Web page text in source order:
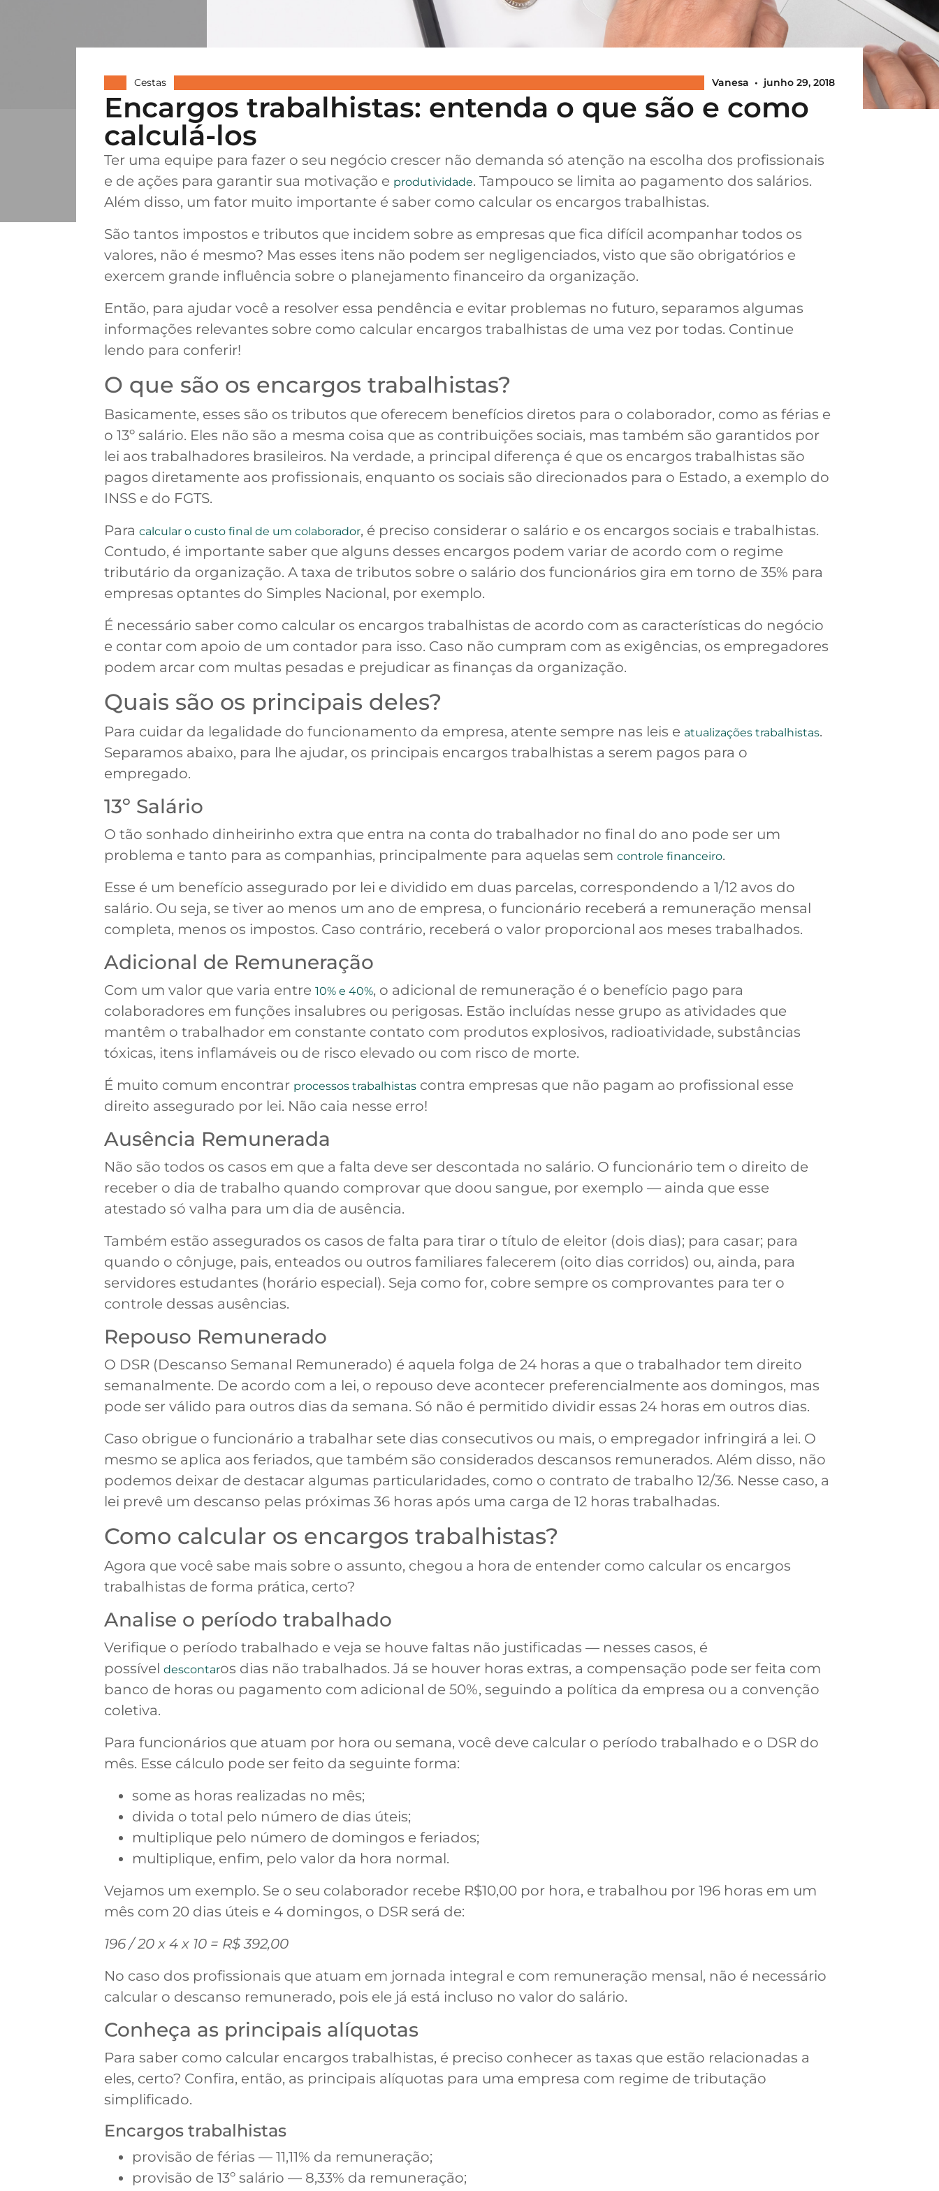
Cestas Vanesa • junho 29, 2018
Encargos trabalhistas: entenda o que são e como
calculá-los
Ter uma equipe para fazer o seu negócio crescer não demanda só atenção na escolha dos profissionais
e de ações para garantir sua motivação e produtividade. Tampouco se limita ao pagamento dos salários.
Além disso, um fator muito importante é saber como calcular os encargos trabalhistas.
São tantos impostos e tributos que incidem sobre as empresas que fica difícil acompanhar todos os
valores, não é mesmo? Mas esses itens não podem ser negligenciados, visto que são obrigatórios e
exercem grande influência sobre o planejamento financeiro da organização.
Então, para ajudar você a resolver essa pendência e evitar problemas no futuro, separamos algumas
informações relevantes sobre como calcular encargos trabalhistas de uma vez por todas. Continue
lendo para conferir!
O que são os encargos trabalhistas?
Basicamente, esses são os tributos que oferecem benefícios diretos para o colaborador, como as férias e
o 13º salário. Eles não são a mesma coisa que as contribuições sociais, mas também são garantidos por
lei aos trabalhadores brasileiros. Na verdade, a principal diferença é que os encargos trabalhistas são
pagos diretamente aos profissionais, enquanto os sociais são direcionados para o Estado, a exemplo do
INSS e do FGTS.
Paracalcular o custo final de um colaborador, é preciso considerar o salário e os encargos sociais e trabalhistas.
Contudo, é importante saber que alguns desses encargos podem variar de acordo com o regime
tributário da organização. A taxa de tributos sobre o salário dos funcionários gira em torno de 35% para
empresas optantes do Simples Nacional, por exemplo.
É necessário saber como calcular os encargos trabalhistas de acordo com as características do negócio
e contar com apoio de um contador para isso. Caso não cumpram com as exigências, os empregadores
podem arcar com multas pesadas e prejudicar as finanças da organização.
Quais são os principais deles?
Para cuidar da legalidade do funcionamento da empresa, atente sempre nas leis e atualizações trabalhistas.
Separamos abaixo, para lhe ajudar, os principais encargos trabalhistas a serem pagos para o
empregado.
13º Salário
O tão sonhado dinheirinho extra que entra na conta do trabalhador no final do ano pode ser um
problema e tanto para as companhias, principalmente para aquelas semcontrole financeiro.
Esse é um benefício assegurado por lei e dividido em duas parcelas, correspondendo a 1/12 avos do
salário. Ou seja, se tiver ao menos um ano de empresa, o funcionário receberá a remuneração mensal
completa, menos os impostos. Caso contrário, receberá o valor proporcional aos meses trabalhados.
Adicional de Remuneração
Com um valor que varia entre10% e 40%, o adicional de remuneração é o benefício pago para
colaboradores em funções insalubres ou perigosas. Estão incluídas nesse grupo as atividades que
mantêm o trabalhador em constante contato com produtos explosivos, radioatividade, substâncias
tóxicas, itens inflamáveis ou de risco elevado ou com risco de morte.
É muito comum encontrar processos trabalhistas contra empresas que não pagam ao profissional esse
direito assegurado por lei. Não caia nesse erro!
Ausência Remunerada
Não são todos os casos em que a falta deve ser descontada no salário. O funcionário tem o direito de
receber o dia de trabalho quando comprovar que doou sangue, por exemplo — ainda que esse
atestado só valha para um dia de ausência.
Também estão assegurados os casos de falta para tirar o título de eleitor (dois dias); para casar; para
quando o cônjuge, pais, enteados ou outros familiares falecerem (oito dias corridos) ou, ainda, para
servidores estudantes (horário especial). Seja como for, cobre sempre os comprovantes para ter o
controle dessas ausências.
Repouso Remunerado
O DSR (Descanso Semanal Remunerado) é aquela folga de 24 horas a que o trabalhador tem direito
semanalmente. De acordo com a lei, o repouso deve acontecer preferencialmente aos domingos, mas
pode ser válido para outros dias da semana. Só não é permitido dividir essas 24 horas em outros dias.
Caso obrigue o funcionário a trabalhar sete dias consecutivos ou mais, o empregador infringirá a lei. O
mesmo se aplica aos feriados, que também são considerados descansos remunerados. Além disso, não
podemos deixar de destacar algumas particularidades, como o contrato de trabalho 12/36. Nesse caso, a
lei prevê um descanso pelas próximas 36 horas após uma carga de 12 horas trabalhadas.
Como calcular os encargos trabalhistas?
Agora que você sabe mais sobre o assunto, chegou a hora de entender como calcular os encargos
trabalhistas de forma prática, certo?
Analise o período trabalhado
Verifique o período trabalhado e veja se houve faltas não justificadas — nesses casos, é
possíveldescontaros dias não trabalhados. Já se houver horas extras, a compensação pode ser feita com
banco de horas ou pagamento com adicional de 50%, seguindo a política da empresa ou a convenção
coletiva.
Para funcionários que atuam por hora ou semana, você deve calcular o período trabalhado e o DSR do
mês. Esse cálculo pode ser feito da seguinte forma:
some as horas realizadas no mês;
divida o total pelo número de dias úteis;
multiplique pelo número de domingos e feriados;
multiplique, enfim, pelo valor da hora normal.
Vejamos um exemplo. Se o seu colaborador recebe R$10,00 por hora, e trabalhou por 196 horas em um
mês com 20 dias úteis e 4 domingos, o DSR será de:
196 / 20 x 4 x 10 = R$ 392,00
No caso dos profissionais que atuam em jornada integral e com remuneração mensal, não é necessário
calcular o descanso remunerado, pois ele já está incluso no valor do salário.
Conheça as principais alíquotas
Para saber como calcular encargos trabalhistas, é preciso conhecer as taxas que estão relacionadas a
eles, certo? Confira, então, as principais alíquotas para uma empresa com regime de tributação
simplificado.
Encargos trabalhistas
provisão de férias — 11,11% da remuneração;
provisão de 13º salário — 8,33% da remuneração;